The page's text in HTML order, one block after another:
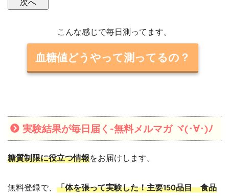
こんな感じで毎日測ってます。
血糖値どうやって測ってるの？
実験結果が毎日届く-無料メルマガ ヾ(･∀･)ﾉ
糖質制限に役立つ情報をお届けします。
無料登録で、 「体を張って実験した！主要150品目 食品